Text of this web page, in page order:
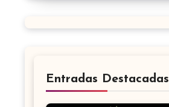
Entradas Destacadas